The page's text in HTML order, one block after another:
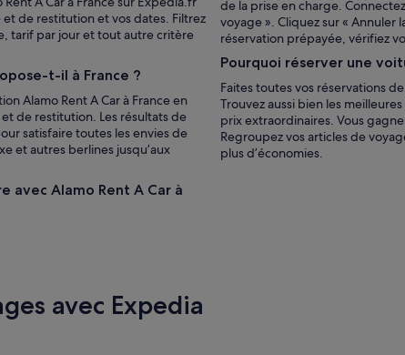
de restitution et vos dates. Filtrez
tarif par jour et tout autre critère
t-il à France ?
Alamo Rent A Car à France en
de restitution. Les résultats de
satisfaire toutes les envies de
et autres berlines jusqu’aux
avec Alamo Rent A Car à
de la prise en charge.
voyage ». Cliquez sur « Annuler
réservation prépayée, vérifiez
Pourquoi réserver une
Faites toutes vos réservations
Trouvez aussi bien les
prix extraordinaires. Vous
Regroupez vos articles de
plus d’économies.
avec Expedia